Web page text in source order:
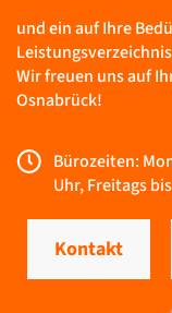
und ein auf Ihre
Wir freuen uns auf
Osnabrück!
Bürozeiten:
Uhr, Freitags
Kontakt